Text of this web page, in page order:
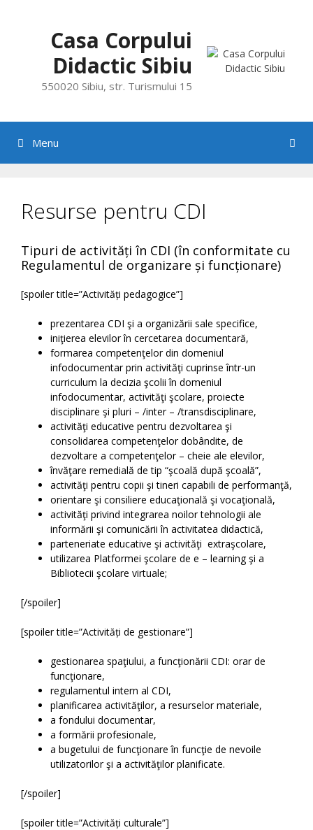
Casa Corpului
Didactic Sibiu
550020 Sibiu, str. Turismului 15
Menu
Resurse pentru CDI
Tipuri de activități în CDI (în conformitate cu
Regulamentul de organizare și funcționare)
[spoiler title=”Activități pedagogice”]
prezentarea CDI şi a organizării sale specifice,
iniţierea elevilor în cercetarea documentară,
formarea competenţelor din domeniul
infodocumentar prin activităţi cuprinse într-un
curriculum la decizia şcolii în domeniul
infodocumentar, activităţi şcolare, proiecte
disciplinare şi pluri – /inter – /transdisciplinare,
activităţi educative pentru dezvoltarea şi
consolidarea competenţelor dobândite, de
dezvoltare a competenţelor – cheie ale elevilor,
învăţare remedială de tip “şcoală după şcoală”,
activităţi pentru copii şi tineri capabili de performanţă,
orientare şi consiliere educaţională şi vocaţională,
activităţi privind integrarea noilor tehnologii ale
informării şi comunicării în activitatea didactică,
parteneriate educative şi activităţi extraşcolare,
utilizarea Platformei şcolare de e – learning şi a
Bibliotecii şcolare virtuale;
[/spoiler]
[spoiler title=”Activități de gestionare”]
gestionarea spaţiului, a funcţionării CDI: orar de
funcţionare,
regulamentul intern al CDI,
planificarea activităţilor, a resurselor materiale,
a fondului documentar,
a formării profesionale,
a bugetului de funcţionare în funcţie de nevoile
utilizatorilor şi a activităţilor planificate.
[/spoiler]
[spoiler title=”Activități culturale”]